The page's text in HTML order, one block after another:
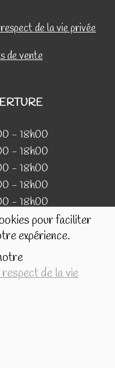
pour faciliter
expérience.
de la vie
de la vie privée
de vente
- 18h00
- 18h00
- 18h00
- 18h00
- 18h00
produits en vente